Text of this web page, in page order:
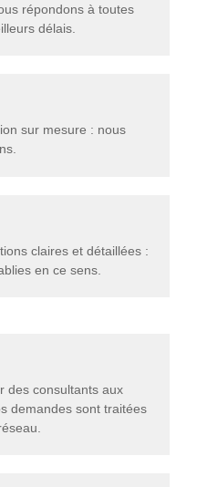
répondons à toutes
délais.
sur mesure : nous
claires et détaillées :
en ce sens.
des consultants aux
demandes sont traitées